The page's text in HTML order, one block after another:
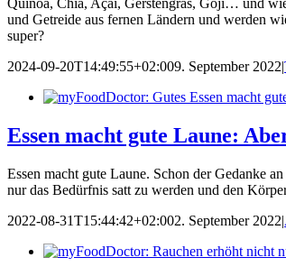
Quinoa, Chia, Açaí, Gerstengras, Goji… und wie
und Getreide aus fernen Ländern und werden
super?
2024-09-20T14:49:55+02:009. September 2022|
Essen macht gute Laune:
Essen macht gute Laune. Schon der Gedanke
nur das Bedürfnis satt zu werden und den
2022-08-31T15:44:42+02:002. September 2022|